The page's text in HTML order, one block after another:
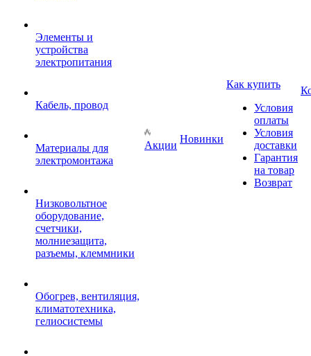
Элементы и
устройства
электропитания
Кабель, провод
Материалы для
электромонтажа
Низковольтное
оборудование,
счетчики,
молниезащита,
разъемы, клеммники
Обогрев, вентиляция,
климатотехника,
гелиосистемы
Акции
Новинки
Как купить
Условия
оплаты
Условия
доставки
Гарантия
на товар
Возврат